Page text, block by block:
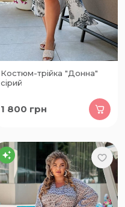
Костюм-трійка "Донна"
сірий
1 800 грн